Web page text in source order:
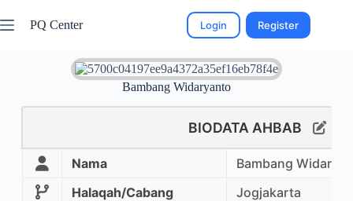
PQ Center Login Register
Bambang Widaryanto
BIODATA AHBAB
Nama
Bambang
Halaqah/Cabang
Jogjakarta